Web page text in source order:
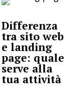
Differenza
tra sito web
e landing
page: quale
serve alla
tua attività